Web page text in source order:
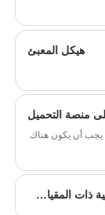
هيكل المعبئ
منصة التحميل
يجب أن يكون هناك
ما هو المفهوم والمكونات الرئيسية للرافعة الشوكية ذات المقياس الإلكتروني